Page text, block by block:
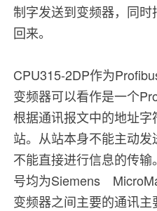
制字发送到变频器，同
回来。
CPU315-2DP作为
变频器可以看作是一个
根据通讯报文中的地址
站。从站本身不能主动
不能直接进行信息的传
号均为Siemens
变频器之间主要的通讯